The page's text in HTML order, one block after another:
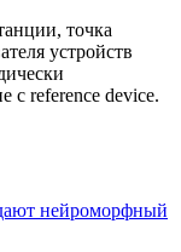
точка
устройств
с reference device.
нейроморфный